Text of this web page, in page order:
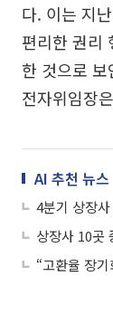
다. 이는 지
편리한 권리
한 것으로
전자위임장
AI 추천 뉴스
4분기 상장
“고환율 장